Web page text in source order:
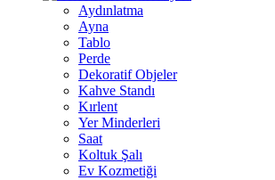
Aydınlatma
Ayna
Tablo
Perde
Dekoratif Objeler
Kahve Standı
Kırlent
Yer Minderleri
Saat
Koltuk Şalı
Ev Kozmetiği